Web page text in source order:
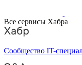
Все сервисы Хабра
Сообщество IT-